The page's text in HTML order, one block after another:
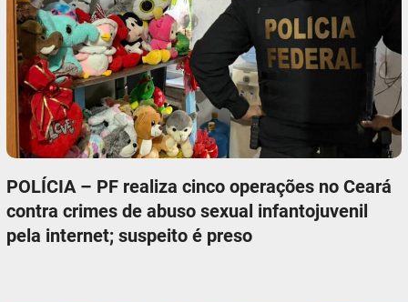
POLÍCIA – PF realiza cinco operações no Ceará
contra crimes de abuso sexual infantojuvenil
pela internet; suspeito é preso